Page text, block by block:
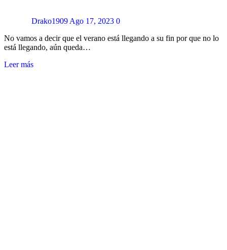
Drako1909 Ago 17, 2023 0
No vamos a decir que el verano está llegando a su fin por que no lo
está llegando, aún queda…
Leer más